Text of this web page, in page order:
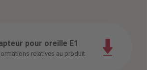
pour oreille E1
relatives au produit